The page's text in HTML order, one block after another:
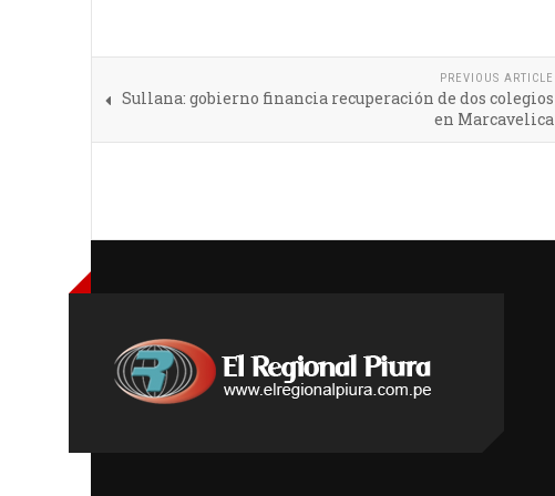
PREVIOUS ARTICLE
Sullana: gobierno financia recuperación de dos colegios
en Marcavelica